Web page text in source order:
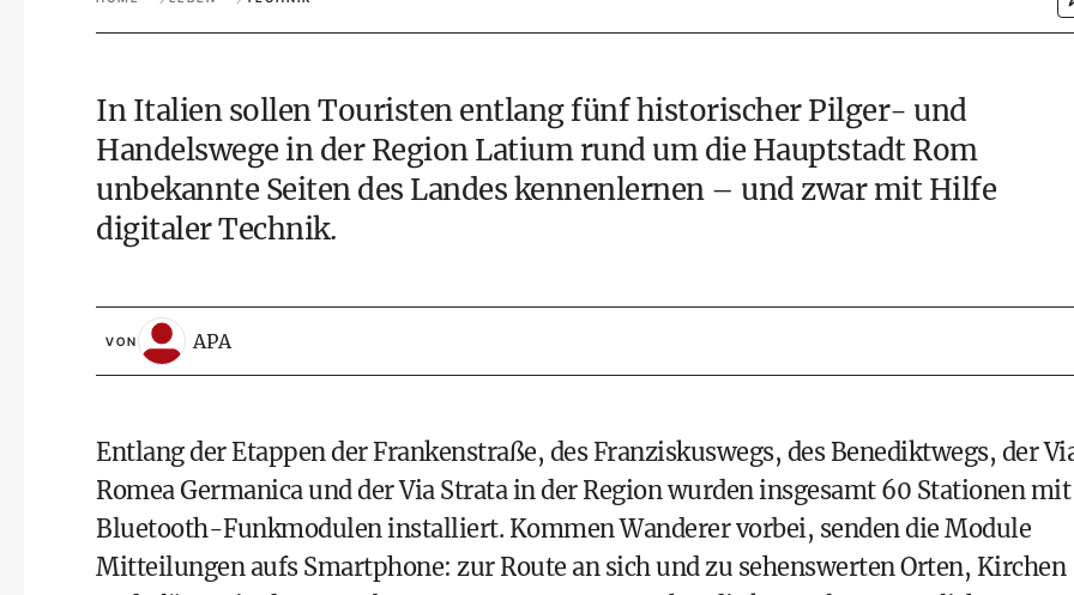
In Italien sollen Touristen entlang fünf historischer Pilger- und
Handelswege in der Region Latium rund um die Hauptstadt Rom
unbekannte Seiten des Landes kennenlernen – und zwar mit Hilfe
digitaler Technik.
VON APA
Entlang der Etappen der Frankenstraße, des Franziskuswegs, des Benediktwegs, der
Romea Germanica und der Via Strata in der Region wurden insgesamt 60 Stationen mit
Bluetooth-Funkmodulen installiert. Kommen Wanderer vorbei, senden die Module
Mitteilungen aufs Smartphone: zur Route an sich und zu sehenswerten Orten, Kirchen